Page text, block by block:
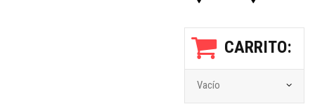
CARRITO:
Vacío